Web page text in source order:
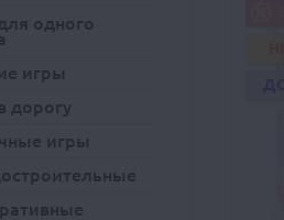
одного
игры
дорогу
игры